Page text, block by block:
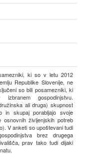
ki so v letu 2012
Republike Slovenije, ne
so bili posamezniki, ki
gospodinjstvu.
ali druga) skupnost
in skupaj porabljajo svoje
osnovnih življenjskih potreb
V anketi so upoštevani tudi
brez drugega
prav tako tudi dijaki